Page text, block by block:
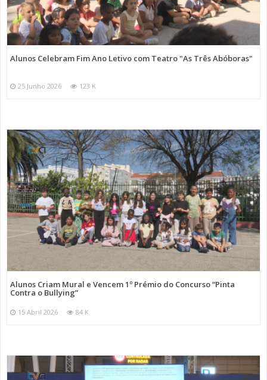
Alunos Celebram Fim Ano Letivo com Teatro "As Três Abóboras"
25 Junho 2026 123 K
Alunos Criam Mural e Vencem 1º Prémio do Concurso “Pinta
Contra o Bullying”
15 Abril 2026 84 K